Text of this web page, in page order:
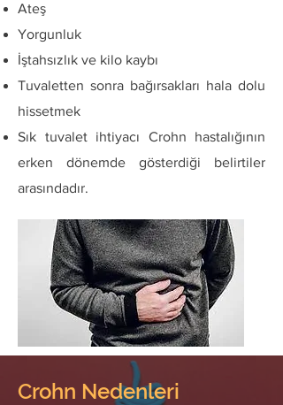
Ateş
Yorgunluk
İştahsızlık ve kilo kaybı
Tuvaletten sonra bağırsakları hala dolu
hissetmek
Sık tuvalet ihtiyacı Crohn hastalığının
erken dönemde gösterdiği belirtiler
arasındadır.
Crohn Nedenleri